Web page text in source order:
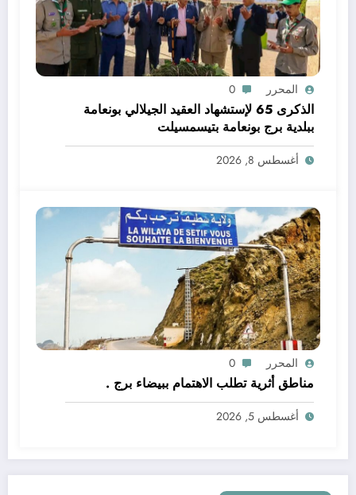
المحرر 0
الذكرى 65 لإستشهاد العقيد الجيلالي بونعامة
ببلدية برج بونعامة بتيسمسيلت
أغسطس 8, 2026
المحرر 0
مناطق أثرية تطلب الاهتمام ببيضاء برج .
أغسطس 5, 2026